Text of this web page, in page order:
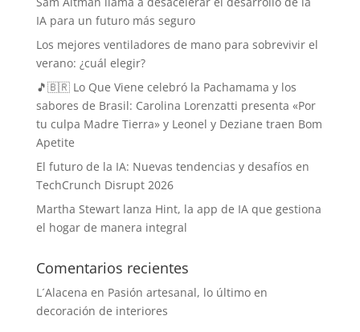
IA para un futuro más seguro
Los mejores ventiladores de mano para sobrevivir el
verano: ¿cuál elegir?
🎵🇧🇷 Lo Que Viene celebró la Pachamama y los
sabores de Brasil: Carolina Lorenzatti presenta «Por
tu culpa Madre Tierra» y Leonel y Deziane traen Bom
Apetite
El futuro de la IA: Nuevas tendencias y desafíos en
TechCrunch Disrupt 2026
Martha Stewart lanza Hint, la app de IA que gestiona
el hogar de manera integral
Comentarios recientes
L´Alacena en Pasión artesanal, lo último en
decoración de interiores